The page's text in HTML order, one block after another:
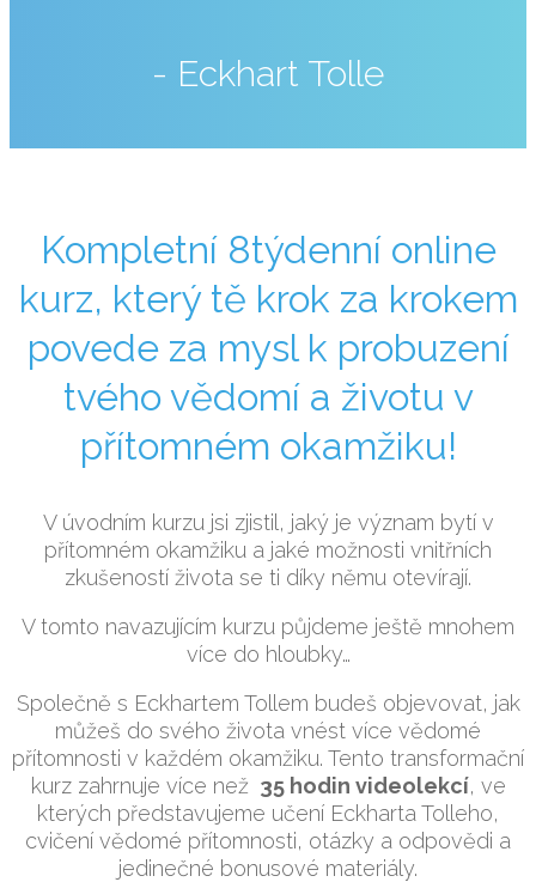
- Eckhart Tolle
Kompletní 8týdenní online
kurz, který tě krok za krokem
povede za mysl k probuzení
tvého vědomí a životu v
přítomném okamžiku!
V úvodním kurzu jsi zjistil, jaký je význam bytí v
přítomném okamžiku a jaké možnosti vnitřních
zkušeností života se ti díky němu otevírají.
V tomto navazujícím kurzu půjdeme ještě mnohem
více do hloubky…
Společně s Eckhartem Tollem budeš objevovat, jak
můžeš do svého života vnést více vědomé
přítomnosti v každém okamžiku. Tento transformační
kurz zahrnuje více než 35 hodin videolekcí, ve
kterých představujeme učení Eckharta Tolleho,
cvičení vědomé přítomnosti, otázky a odpovědi a
jedinečné bonusové materiály.